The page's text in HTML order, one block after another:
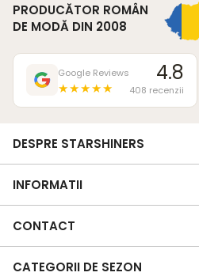
PRODUCĂTOR ROMÂN
DE MODĂ DIN 2008
Google Reviews
★★★★★
4.8
408 recenzii
DESPRE STARSHINERS
INFORMATII
CONTACT
CATEGORII DE SEZON